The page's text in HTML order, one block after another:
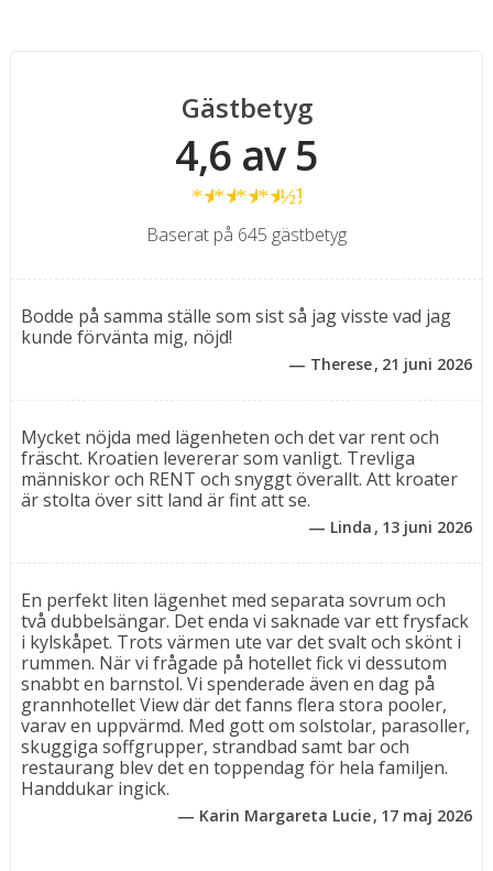
sandstrand och historiska sevärdheter i de rustika
byarna på landsbygden. Som gäst på Lägenheter
Marija har man tillgång till
Hotell Pasturas
och även den vackra klapperstensstranden utanför
Bekväma och funktionella tvårumslägenheter – 40 m²
Trivsamma och välplanerade tvårumslägenheter med
balkong – ett utmärkt val för par eller mindre familjer.
Varje lägenhet består av ett separat sovrum med
en bäddsoffa/extrasäng (140x200 cm), som passar för 1
vuxen eller 1–2 barn upp till 15 år.
Lägenheterna är utrustade med allt du behöver för en
• Luftkonditionering och Wi-Fi
• Satellit-TV och säkerhetsbox
• Kök med kylskåp, kaffebryggare, vattenkokare och
mikrovågsugn
• Fräscht badrum med badkar, dusch, wc och hårfön
Bad
Anlagda badplatåer, den allmänna
klapperstensstranden utanför Hotell View och Hotell
Pasturas poolområde med bland annat poolbar och
Gästbetyg
4,6 av 5
★★★★ ½
Baserat på 645 gästbetyg
Bodde på samma ställe som sist så jag visste vad jag
kunde förvänta mig, nöjd!
Therese 21 juni 2026
Mycket nöjda med lägenheten och det var rent och
fräscht. Kroatien levererar som vanligt. Trevliga
människor och RENT och snyggt överallt. Att kroater
är stolta över sitt land är fint att se.
Linda 13 juni 2026
En perfekt liten lägenhet med separata sovrum och
två dubbelsängar. Det enda vi saknade var ett frysfack
i kylskåpet. Trots värmen ute var det svalt och skönt i
rummen. När vi frågade på hotellet fick vi dessutom
snabbt en barnstol. Vi spenderade även en dag på
grannhotellet View där det fanns flera stora pooler,
varav en uppvärmd. Med gott om solstolar, parasoller,
skuggiga soffgrupper, strandbad samt bar och
restaurang blev det en toppendag för hela familjen.
Handdukar ingick.
Karin Margareta Lucie 17 maj 2026